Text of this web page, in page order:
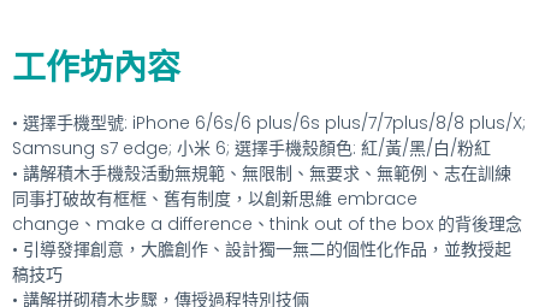
工作坊內容
• 選擇手機型號: iPhone 6/6s/6 plus/6s plus/7/7plus/8/8 plus/X;
Samsung s7 edge; 小米 6; 選擇手機殼顏色: 紅/黃/黑/白/粉紅
• 講解積木手機殼活動無規範、無限制、無要求、無範例、志在訓練
同事打破故有框框、舊有制度，以創新思維 embrace
change、make a difference、think out of the box 的背後理念
• 引導發揮創意，大膽創作、設計獨一無二的個性化作品，並教授起
稿技巧
• 講解拼砌積木步驟，傳授過程特別技倆